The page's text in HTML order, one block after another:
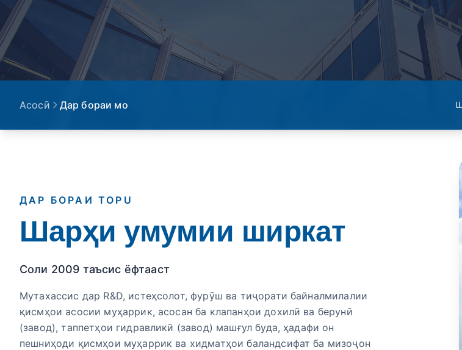
Асосӣ Дар бораи мо
ДАР БОРАИ TOPU
Шарҳи умумии ширкат
Соли 2009 таъсис ёфтааст
Мутахассис дар R&D, истеҳсолот, фурӯш ва тиҷорати байналмилалии
қисмҳои асосии муҳаррик, асосан ба клапанҳои дохилӣ ва берунӣ
(завод), таппетҳои гидравликӣ (завод) машғул буда, ҳадафи он
пешниҳоди қисмҳои муҳаррик ва хидматҳои баландсифат ба мизоҷон